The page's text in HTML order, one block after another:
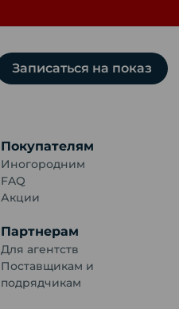
Записаться на показ
Покупателям
Иногородним
FAQ
Акции
Партнерам
Для агентств
Поставщикам и
подрядчикам